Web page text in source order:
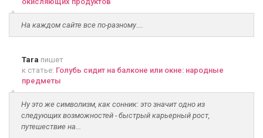
На каждом сайте все по-разному....
Tara пишет
к статье: Голубь сидит на балконе или окне: народные
предметы
Ну это же символизм, как сонник: это значит одно из
следующих возможностей - быстрый карьерный рост,
путешествие на...